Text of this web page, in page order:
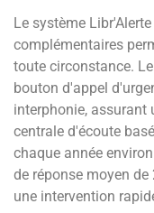
Le système
complémentaires
toute circonstance.
bouton d'appel
interphonie, assurant
centrale d'écoute
chaque année
de réponse moyen
une intervention